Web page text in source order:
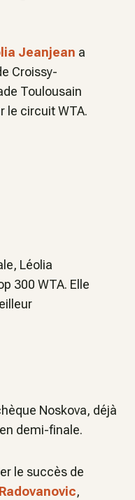
Jeanjean a
Croissy-
Toulousain
le circuit WTA.
Léolia
300 WTA. Elle
Noskova, déjà
en demi-finale.
le succès de
,